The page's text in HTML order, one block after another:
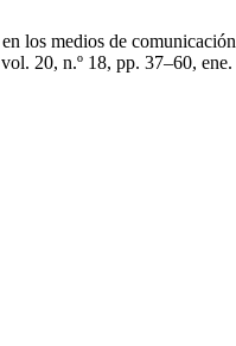
los medios de
20, n.º 18, pp. 37–60,